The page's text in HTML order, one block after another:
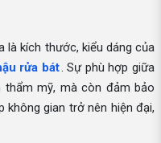
là kích thước, kiểu dáng của
rửa bát. Sự phù hợp giữa
mỹ, mà còn đảm bảo
không gian trở nên hiện đại,